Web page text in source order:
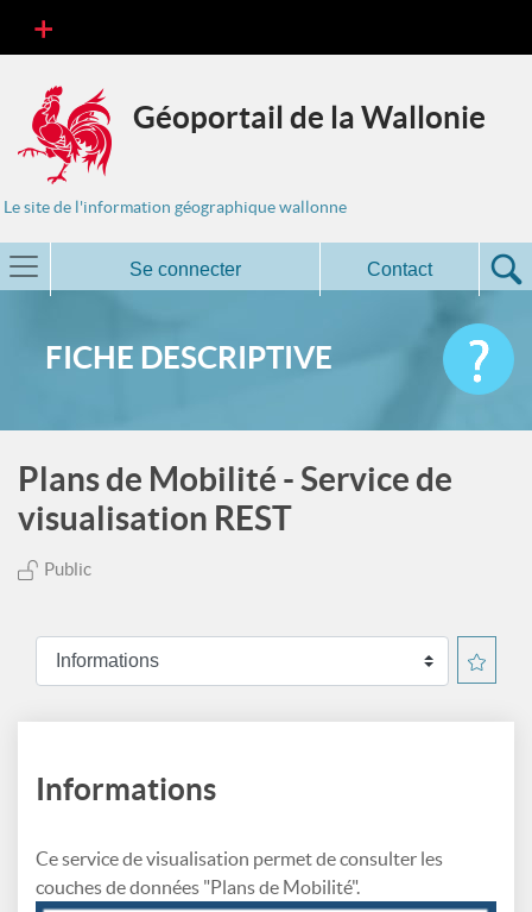
Géoportail de la Wallonie
Le site de l'information géographique wallonne
Se connecter Contact
FICHE DESCRIPTIVE
Plans de Mobilité - Service de
visualisation REST
Public
Informations
Ce service de visualisation permet de consulter les
couches de données "Plans de Mobilité".